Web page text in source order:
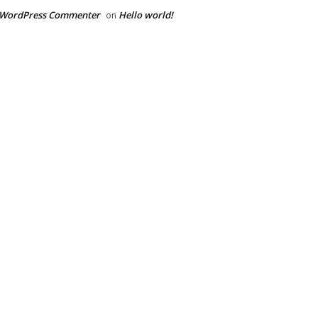
Commenter on Hello world!